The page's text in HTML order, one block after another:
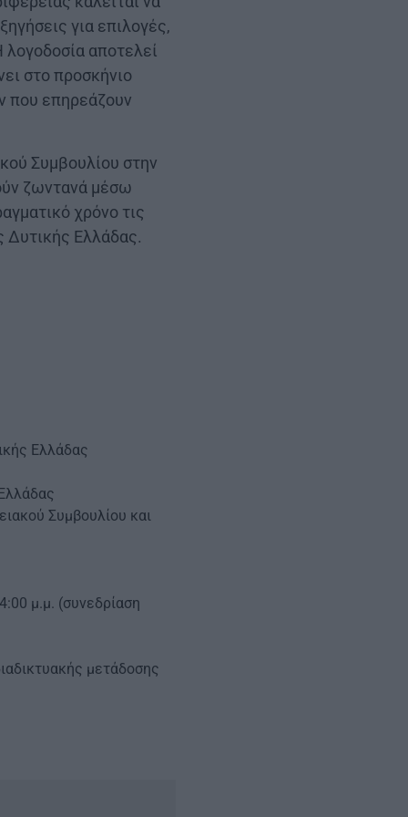
για επιλογές,
αποτελεί
στο προσκήνιο
που επηρεάζουν
Συμβουλίου στην
ζωντανά μέσω
χρόνο τις
Δυτικής Ελλάδας.
Ελλάδας
Συμβουλίου και
μ.μ. (συνεδρίαση
μετάδοσης